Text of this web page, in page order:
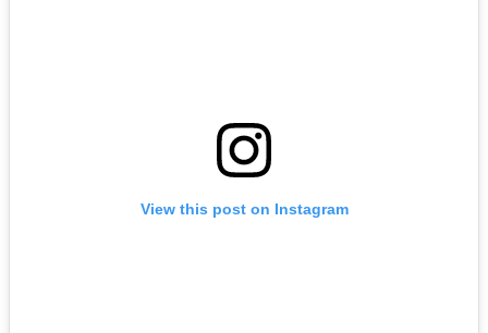
View this post on Instagram